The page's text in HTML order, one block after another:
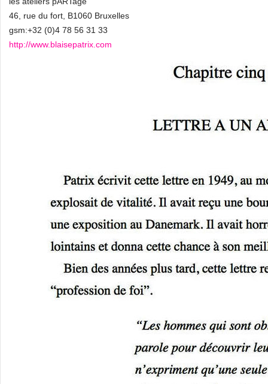
46, rue du fort, B1060 Bruxelles
gsm:+32 (0)4 78 56 31 33
http://www.blaisepatrix.com